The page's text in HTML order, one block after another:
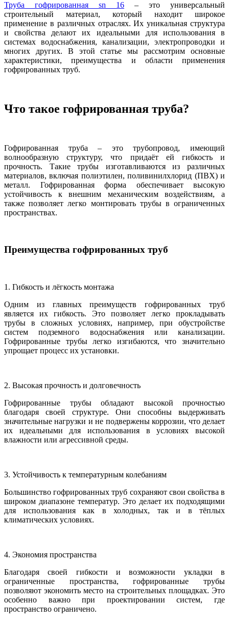
Труба гофрированная sn 16 – это универсальный
строительный материал, который находит широкое
применение в различных отраслях. Их уникальная структура
и свойства делают их идеальными для использования в
системах водоснабжения, канализации, электропроводки и
многих других. В этой статье мы рассмотрим основные
характеристики, преимущества и области применения
гофрированных труб.
Что такое гофрированная труба?
Гофрированная труба – это трубопровод, имеющий
волнообразную структуру, что придаёт ей гибкость и
прочность. Такие трубы изготавливаются из различных
материалов, включая полиэтилен, поливинилхлорид (ПВХ) и
металл. Гофрированная форма обеспечивает высокую
устойчивость к внешним механическим воздействиям, а
также позволяет легко монтировать трубы в ограниченных
пространствах.
Преимущества гофрированных труб
1. Гибкость и лёгкость монтажа
Одним из главных преимуществ гофрированных труб
является их гибкость. Это позволяет легко прокладывать
трубы в сложных условиях, например, при обустройстве
систем подземного водоснабжения или канализации.
Гофрированные трубы легко изгибаются, что значительно
упрощает процесс их установки.
2. Высокая прочность и долговечность
Гофрированные трубы обладают высокой прочностью
благодаря своей структуре. Они способны выдерживать
значительные нагрузки и не подвержены коррозии, что делает
их идеальными для использования в условиях высокой
влажности или агрессивной среды.
3. Устойчивость к температурным колебаниям
Большинство гофрированных труб сохраняют свои свойства в
широком диапазоне температур. Это делает их подходящими
для использования как в холодных, так и в тёплых
климатических условиях.
4. Экономия пространства
Благодаря своей гибкости и возможности укладки в
ограниченные пространства, гофрированные трубы
позволяют экономить место на строительных площадках. Это
особенно важно при проектировании систем, где
пространство ограничено.